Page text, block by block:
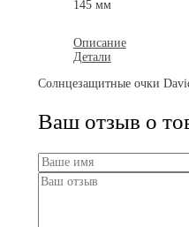
145 мм
Описание
Детали
Солнцезащитные очки
Ваш отзыв о